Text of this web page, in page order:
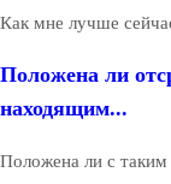
Как мне лучше
Положена ли
находящим...
Положена ли с